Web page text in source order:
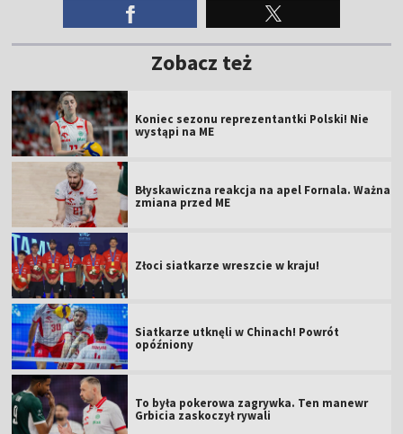
Zobacz też
Koniec sezonu reprezentantki Polski! Nie
wystąpi na ME
Błyskawiczna reakcja na apel Fornala. Ważna
zmiana przed ME
Złoci siatkarze wreszcie w kraju!
Siatkarze utknęli w Chinach! Powrót
opóźniony
To była pokerowa zagrywka. Ten manewr
Grbicia zaskoczył rywali